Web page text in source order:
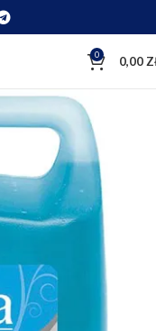
0 0,00